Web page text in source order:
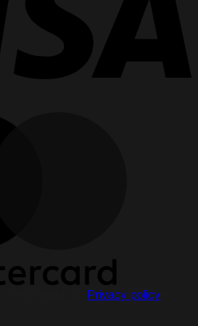
Privacy policy